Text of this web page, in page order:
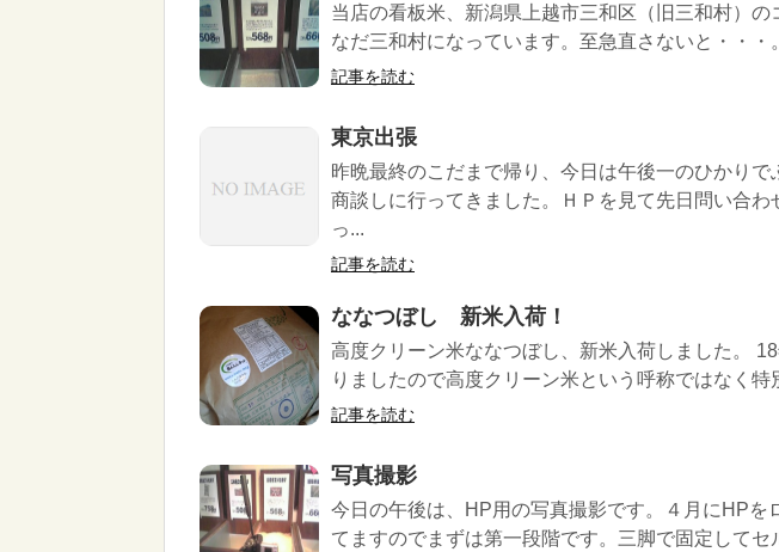
当店の看板米、新潟県上越市三和区（旧三和村）
なだ三和村になっています。至急直さないと・・・
記事を読む
東京出張
昨晩最終のこだまで帰り、今日は午後一のひかりで
商談しに行ってきました。ＨＰを見て先日問い合わ
っ...
記事を読む
ななつぼし 新米入荷！
高度クリーン米ななつぼし、新米入荷しました。
りましたので高度クリーン米という呼称ではなく特
記事を読む
写真撮影
今日の午後は、HP用の写真撮影です。４月にHPを
てますのでまずは第一段階です。三脚で固定してセ